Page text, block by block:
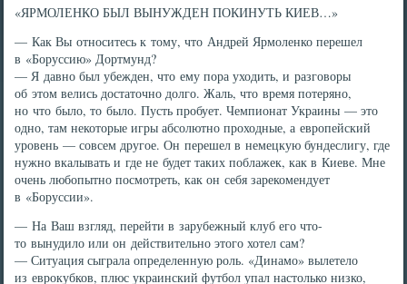
«ЯРМОЛЕНКО БЫЛ ВЫНУЖДЕН ПОКИНУТЬ КИЕВ…»
— Как Вы относитесь к тому, что Андрей Ярмоленко перешел
в «Боруссию» Дортмунд?
— Я давно был убежден, что ему пора уходить, и разговоры
об этом велись достаточно долго. Жаль, что время потеряно,
но что было, то было. Пусть пробует. Чемпионат Украины — это
одно, там некоторые игры абсолютно проходные, а европейский
уровень — совсем другое. Он перешел в немецкую бундеслигу, где
нужно вкалывать и где не будет таких поблажек, как в Киеве. Мне
очень любопытно посмотреть, как он себя зарекомендует
в «Боруссии».
— На Ваш взгляд, перейти в зарубежный клуб его что-
то вынудило или он действительно этого хотел сам?
— Ситуация сыграла определенную роль. «Динамо» вылетело
из еврокубков, плюс украинский футбол упал настолько низко,